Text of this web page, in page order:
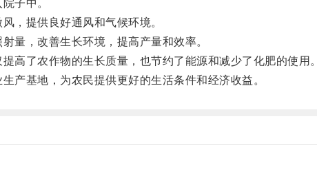
子中。
，提供良好通风和气候环境。
，改善生长环境，提高产量和效率。
了农作物的生长质量，也节约了能源和减少了化肥的使用。
基地，为农民提供更好的生活条件和经济收益。